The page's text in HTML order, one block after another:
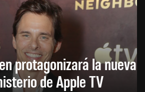
protagonizará la nueva
de Apple TV